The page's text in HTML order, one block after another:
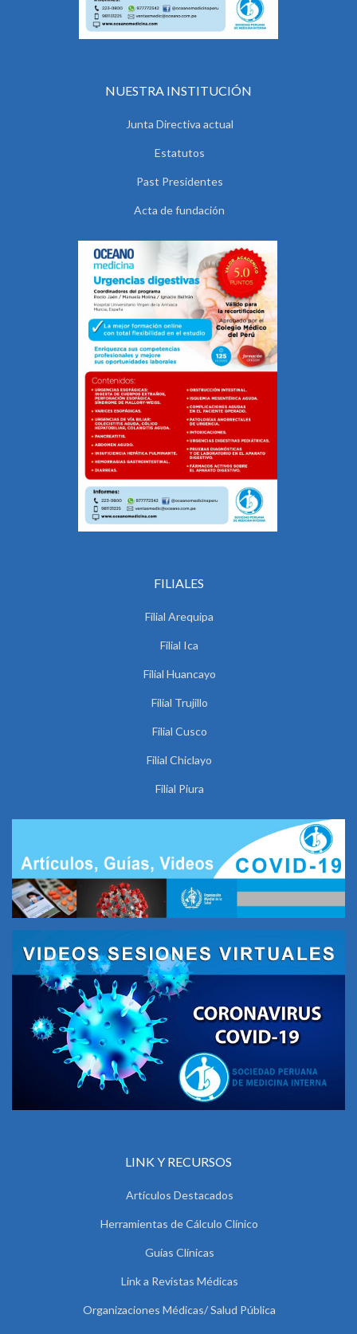
NUESTRA INSTITUCIÓN
Junta Directiva actual
Estatutos
Past Presidentes
Acta de fundación
FILIALES
Filial Arequipa
Filial Ica
Filial Huancayo
Filial Trujillo
Filial Cusco
Filial Chiclayo
Filial Piura
LINK Y RECURSOS
Artículos Destacados
Herramientas de Cálculo Clínico
Guías Clínicas
Link a Revistas Médicas
Organizaciones Médicas/ Salud Pública